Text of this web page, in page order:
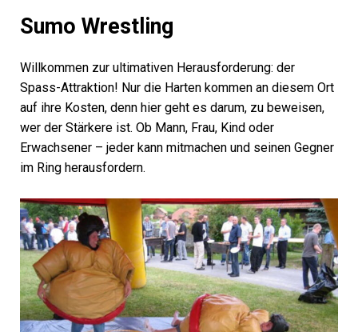
Sumo Wrestling
Willkommen zur ultimativen Herausforderung: der
Spass-Attraktion! Nur die Harten kommen an diesem Ort
auf ihre Kosten, denn hier geht es darum, zu beweisen,
wer der Stärkere ist. Ob Mann, Frau, Kind oder
Erwachsener – jeder kann mitmachen und seinen Gegner
im Ring herausfordern.